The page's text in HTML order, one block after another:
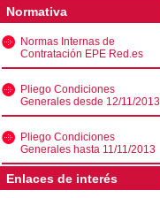
Normativa
Normas Internas de
Contratación EPE Red.es
Pliego Condiciones
Generales desde 12/11/2013
Pliego Condiciones
Generales hasta 11/11/2013
Enlaces de interés